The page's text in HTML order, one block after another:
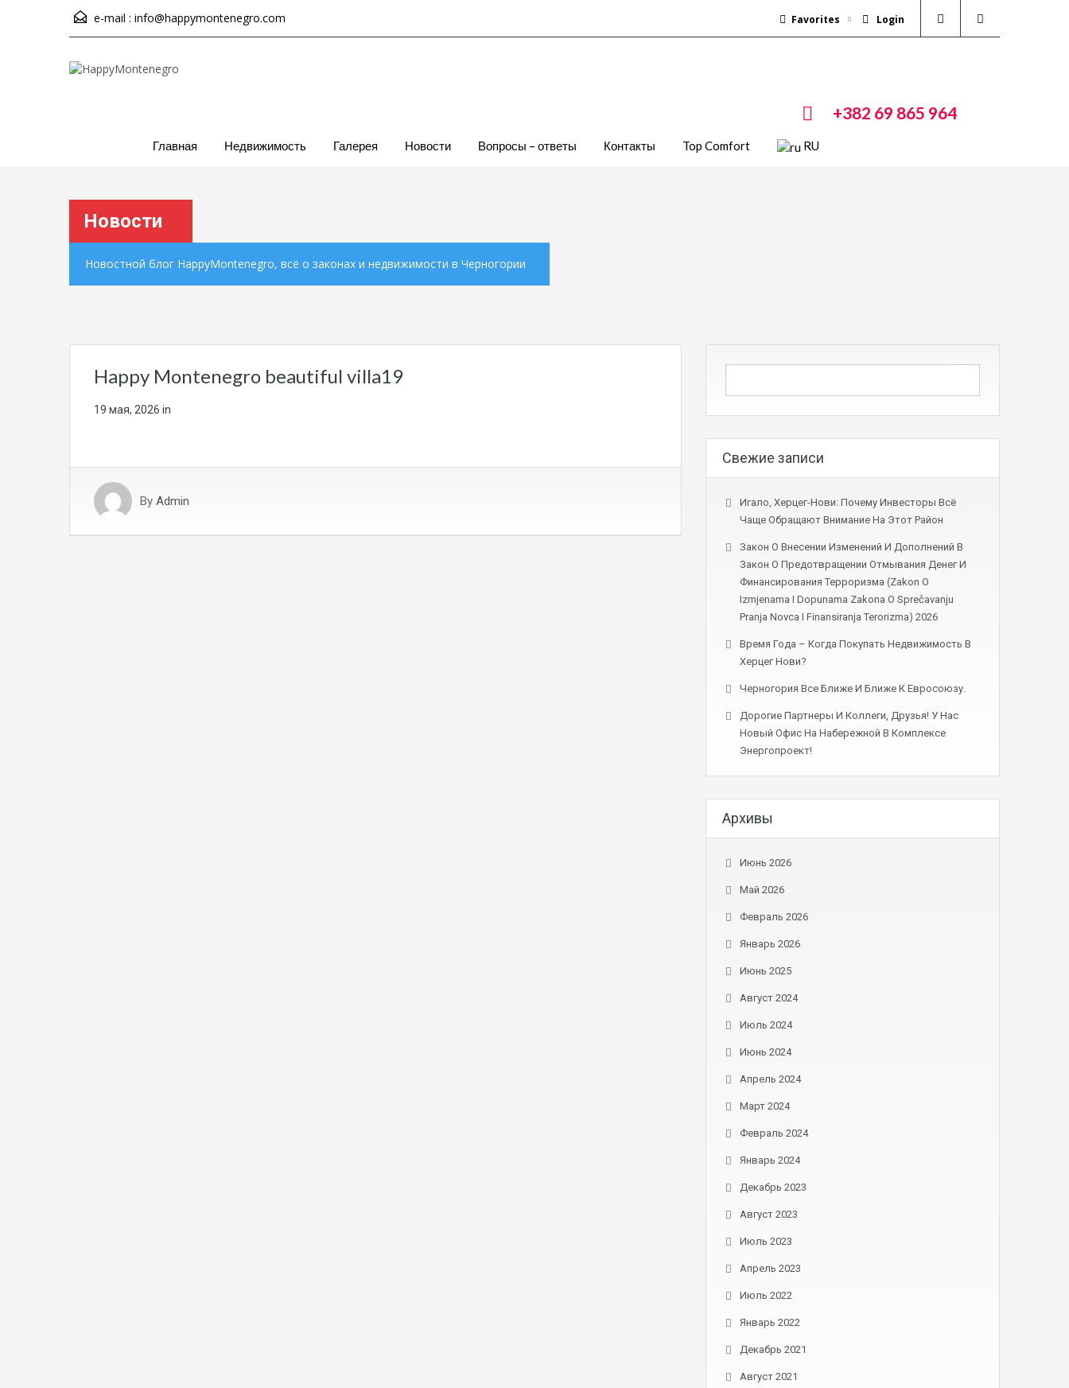
e-mail : info@happymontenegro.com Favorites Login
+382 69 865 964
Главная Недвижимость Галерея Новости Вопросы – ответы Контакты Top Comfort RU
Новости
Новостной блог HappyMontenegro, всё о законах и недвижимости в Черногории
Happy Montenegro beautiful villa19
19 мая, 2026 in
By Admin
Свежие записи
Игало, Херцег-Нови: Почему Инвесторы Всё
Чаще Обращают Внимание На Этот Район
Закон О Внесении Изменений И Дополнений В
Закон О Предотвращении Отмывания Денег И
Финансирования Терроризма (Zakon O
Izmjenama I Dopunama Zakona O Sprečavanju
Pranja Novca I Finansiranja Terorizma) 2026
Время Года – Когда Покупать Недвижимость В
Херцег Нови?
Черногория Все Ближе И Ближе К Евросоюзу.
Дорогие Партнеры И Коллеги, Друзья! У Нас
Новый Офис На Набережной В Комплексе
Энергопроект!
Архивы
Июнь 2026
Май 2026
Февраль 2026
Январь 2026
Июнь 2025
Август 2024
Июль 2024
Июнь 2024
Апрель 2024
Март 2024
Февраль 2024
Январь 2024
Декабрь 2023
Август 2023
Июль 2023
Апрель 2023
Июль 2022
Январь 2022
Декабрь 2021
Август 2021